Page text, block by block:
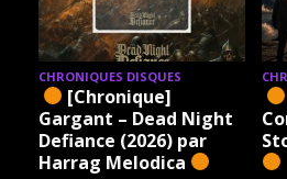
CHRONIQUES DISQUES
[Chronique]
Gargant – Dead Night
Defiance (2026) par
Harrag Melodica